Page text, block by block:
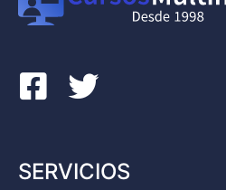
SERVICIOS